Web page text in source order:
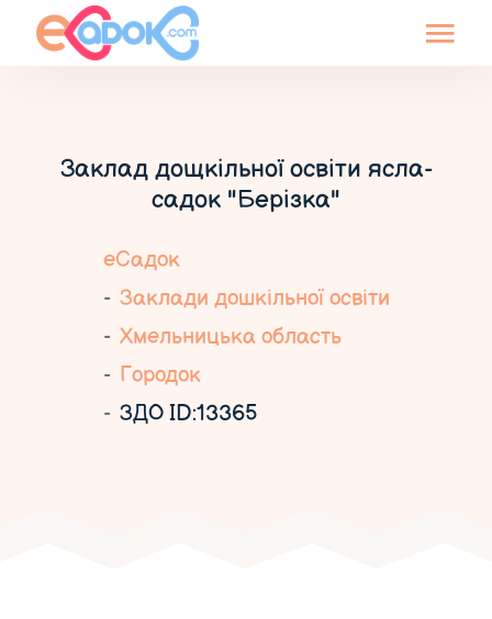
Заклад дощкільної освіти ясла-
садок "Берізка"
еСадок
Заклади дошкільної освіти
Хмельницька область
Городок
ЗДО ID:13365